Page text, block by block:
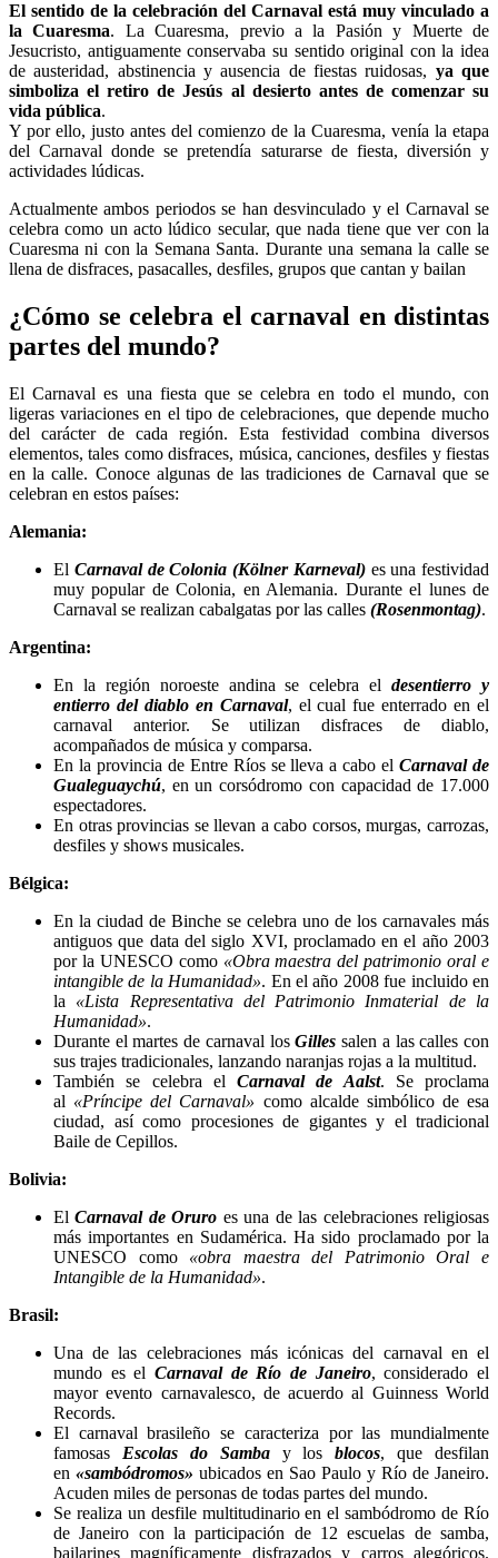
El sentido de la celebración del Carnaval está muy vinculado a
la Cuaresma. La Cuaresma, previo a la Pasión y Muerte de
Jesucristo, antiguamente conservaba su sentido original con la idea
de austeridad, abstinencia y ausencia de fiestas ruidosas, ya que
simboliza el retiro de Jesús al desierto antes de comenzar su
vida pública.
Y por ello, justo antes del comienzo de la Cuaresma, venía la etapa
del Carnaval donde se pretendía saturarse de fiesta, diversión y
actividades lúdicas.
Actualmente ambos periodos se han desvinculado y el Carnaval se
celebra como un acto lúdico secular, que nada tiene que ver con la
Cuaresma ni con la Semana Santa. Durante una semana la calle se
llena de disfraces, pasacalles, desfiles, grupos que cantan y bailan
¿Cómo se celebra el carnaval en distintas
partes del mundo?
El Carnaval es una fiesta que se celebra en todo el mundo, con
ligeras variaciones en el tipo de celebraciones, que depende mucho
del carácter de cada región. Esta festividad combina diversos
elementos, tales como disfraces, música, canciones, desfiles y fiestas
en la calle. Conoce algunas de las tradiciones de Carnaval que se
celebran en estos países:
Alemania:
El Carnaval de Colonia (Kölner Karneval)es una festividad
muy popular de Colonia, en Alemania. Durante el lunes de
Carnaval se realizan cabalgatas por las calles (Rosenmontag).
Argentina:
En la región noroeste andina se celebra eldesentierro y
entierro del diablo en Carnaval, el cual fue enterrado en el
carnaval anterior. Se utilizan disfraces de diablo,
acompañados de música y comparsa.
En la provincia de Entre Ríos se lleva a cabo elCarnaval de
Gualeguaychú, en un corsódromo con capacidad de 17.000
espectadores.
En otras provincias se llevan a cabo corsos, murgas, carrozas,
desfiles y shows musicales.
Bélgica:
En la ciudad de Binche se celebra uno de los carnavales más
antiguos que data del siglo XVI, proclamado en el año 2003
por la UNESCO como «Obra maestra del patrimonio oral e
intangible de la Humanidad». En el año 2008 fue incluido en
la «Lista Representativa del Patrimonio Inmaterial de la
Humanidad».
Durante el martes de carnaval losGillessalen a las calles con
sus trajes tradicionales, lanzando naranjas rojas a la multitud.
También se celebra el Carnaval de Aalst. Se proclama
al «Príncipe del Carnaval» como alcalde simbólico de esa
ciudad, así como procesiones de gigantes y el tradicional
Baile de Cepillos.
Bolivia:
ElCarnaval de Oruro es una de las celebraciones religiosas
más importantes en Sudamérica. Ha sido proclamado por la
UNESCO como «obra maestra del Patrimonio Oral e
Intangible de la Humanidad».
Brasil:
Una de las celebraciones más icónicas del carnaval en el
mundo es el Carnaval de Río de Janeiro, considerado el
mayor evento carnavalesco, de acuerdo al Guinness World
Records.
El carnaval brasileño se caracteriza por las mundialmente
famosas Escolas do Sambay losblocos, que desfilan
en «sambódromos» ubicados en Sao Paulo y Río de Janeiro.
Acuden miles de personas de todas partes del mundo.
Se realiza un desfile multitudinario en el sambódromo de Río
de Janeiro con la participación de 12 escuelas de samba,
bailarines magníficamente disfrazados y carros alegóricos.